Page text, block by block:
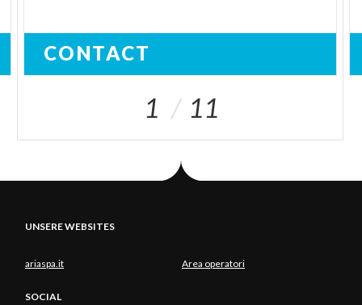
CONTACT
1 11
UNSERE WEBSITES
ariaspa.it Area operatori
SOCIAL